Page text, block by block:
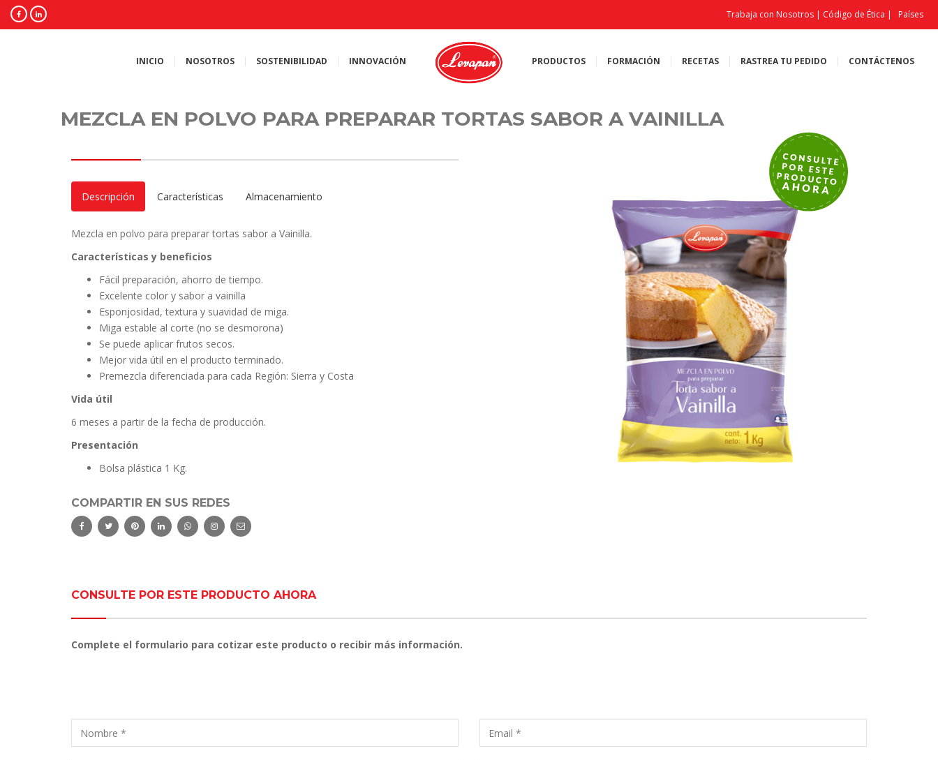
Trabaja con Nosotros | Código de Ética | Países
INICIO NOSOTROS SOSTENIBILIDAD INNOVACIÓN PRODUCTOS FORMACIÓN RECETAS RASTREA TU PEDIDO CONTÁCTENOS
MEZCLA EN POLVO PARA PREPARAR TORTAS SABOR A VAINILLA
Descripción Características Almacenamiento
Mezcla en polvo para preparar tortas sabor a Vainilla.
Características y beneficios
Fácil preparación, ahorro de tiempo.
Excelente color y sabor a vainilla
Esponjosidad, textura y suavidad de miga.
Miga estable al corte (no se desmorona)
Se puede aplicar frutos secos.
Mejor vida útil en el producto terminado.
Premezcla diferenciada para cada Región: Sierra y Costa
Vida útil
6 meses a partir de la fecha de producción.
Presentación
Bolsa plástica 1 Kg.
COMPARTIR EN SUS REDES
CONSULTE POR ESTE PRODUCTO AHORA
Complete el formulario para cotizar este producto o recibir más información.